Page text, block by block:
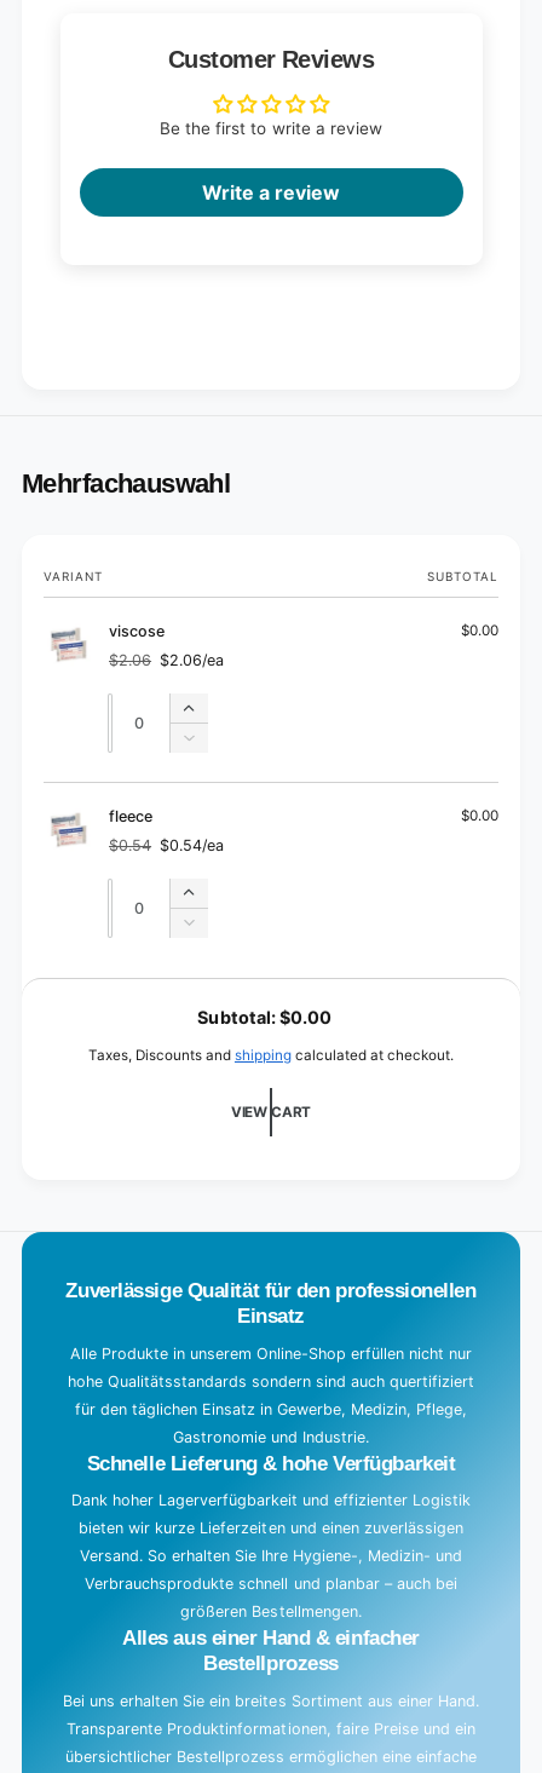
Customer Reviews
Be the first to write a review
Write a review
Mehrfachauswahl
Your
cart
VARIANT SUBTOTAL
viscose
Regular
price
$2.06
Sale
price
$2.06/ea
$0.00
Quantity
Increase
quantity
viscose
Decrease
fleece
Regular
price
$0.54
Sale
price
$0.54/ea
$0.00
Quantity
Increase
quantity
Decrease
for
L
Subtotal:$0.00
Taxes, Discounts and shipping calculated at checkout.
VIEW CART
Zuverlässige Qualität für den professionellen
Einsatz
Alle Produkte in unserem Online-Shop erfüllen nicht nur
hohe Qualitätsstandards sondern sind auch quertifiziert
für den täglichen Einsatz in Gewerbe, Medizin, Pflege,
Gastronomie und Industrie.
Schnelle Lieferung & hohe Verfügbarkeit
Dank hoher Lagerverfügbarkeit und effizienter Logistik
bieten wir kurze Lieferzeiten und einen zuverlässigen
Versand. So erhalten Sie Ihre Hygiene-, Medizin- und
Verbrauchsprodukte schnell und planbar – auch bei
größeren Bestellmengen.
Alles aus einer Hand & einfacher
Bestellprozess
Bei uns erhalten Sie ein breites Sortiment aus einer Hand.
Transparente Produktinformationen, faire Preise und ein
übersichtlicher Bestellprozess ermöglichen eine einfache